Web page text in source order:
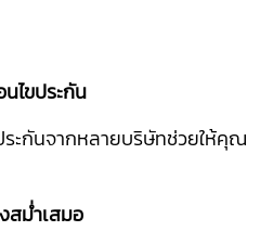
นไขประกัน
ะกันจากหลายบริษัทช่วยให้คุณ
สม่ำเสมอ